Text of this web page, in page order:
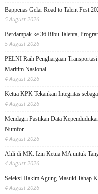
Bappenas Gelar Road to Talent Fest
5 August 2026
Berdampak ke 36 Ribu Talenta,
5 August 2026
PELNI Raih Penghargaan
Maritim Nasional
4 August 2026
Ketua KPK Tekankan Integritas
4 August 2026
Mendagri Pastikan Data
Numfor
4 August 2026
Ahli di MK: Izin Ketua MA untuk
4 August 2026
Seleksi Hakim Agung Masuki Tahap
4 August 2026